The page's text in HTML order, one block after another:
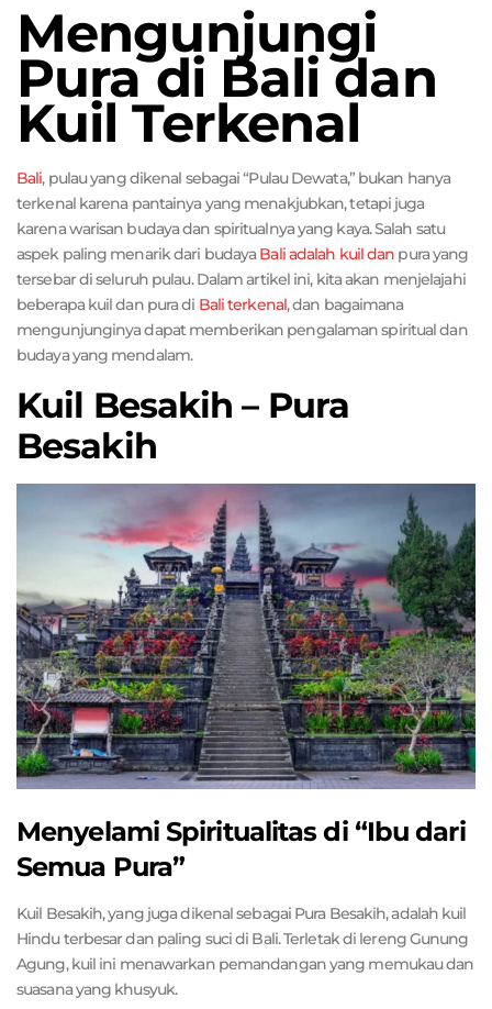
Mengunjungi
Pura di Bali dan
Kuil Terkenal
Bali, pulau yang dikenal sebagai “Pulau Dewata,” bukan hanya
terkenal karena pantainya yang menakjubkan, tetapi juga
karena warisan budaya dan spiritualnya yang kaya. Salah satu
aspek paling menarik dari budaya Bali adalah kuil dan pura yang
tersebar di seluruh pulau. Dalam artikel ini, kita akan menjelajahi
beberapa kuil dan pura di Bali terkenal, dan bagaimana
mengunjunginya dapat memberikan pengalaman spiritual dan
budaya yang mendalam.
Kuil Besakih – Pura
Besakih
Menyelami Spiritualitas di “Ibu dari
Semua Pura”
Kuil Besakih, yang juga dikenal sebagai Pura Besakih, adalah kuil
Hindu terbesar dan paling suci di Bali. Terletak di lereng Gunung
Agung, kuil ini menawarkan pemandangan yang memukau dan
suasana yang khusyuk.